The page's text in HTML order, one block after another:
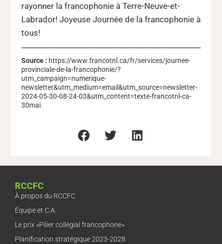
rayonner la francophonie à Terre-Neuve-et-
Labrador! Joyeuse Journée de la francophonie à
tous!
Source : https://www.francotnl.ca/fr/services/journee-
provinciale-de-la-francophonie/?
utm_campaign=numerique-
newsletter&utm_medium=email&utm_source=newsletter-
2024-05-30-08-24-03&utm_content=texte-francotnl-ca-
30mai
RCCFC
À propos du RCCFC
Équipe et C.A.
Le prix «Pilier collégial francophone»
Planification stratégique 2023-2028